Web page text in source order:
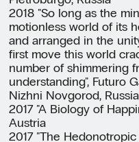
2018 "So long as the
motionless world of its
and arranged in the
first move this world
number of shimmering
understanding", Futuro
Nizhni Novgorod, Russia
2017 "A Biology of
Austria
2017 "The